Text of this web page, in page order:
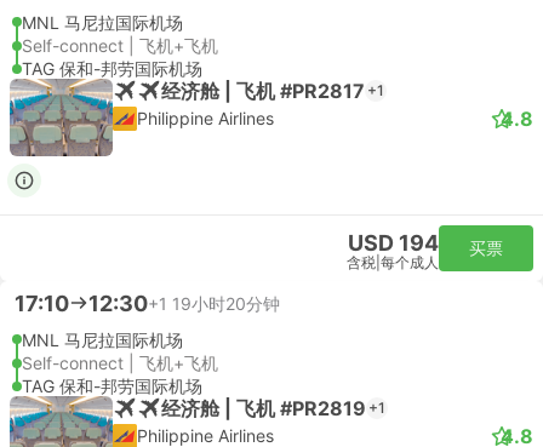
MNL 马尼拉国际机场
Self-connect | 飞机+飞机
TAG 保和-邦劳国际机场
经济舱 | 飞机 #PR2817 +1
Philippine Airlines 4.8
USD 194
含税 每个成人
买票
17:10 12:30+1 19小时20分钟
MNL 马尼拉国际机场
Self-connect | 飞机+飞机
TAG 保和-邦劳国际机场
经济舱 | 飞机 #PR2819 +1
Philippine Airlines 4.8